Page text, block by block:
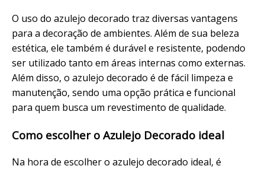
O uso do azulejo decorado traz diversas vantagens
para a decoração de ambientes. Além de sua beleza
estética, ele também é durável e resistente, podendo
ser utilizado tanto em áreas internas como externas.
Além disso, o azulejo decorado é de fácil limpeza e
manutenção, sendo uma opção prática e funcional
para quem busca um revestimento de qualidade.
Como escolher o Azulejo Decorado ideal
Na hora de escolher o azulejo decorado ideal, é